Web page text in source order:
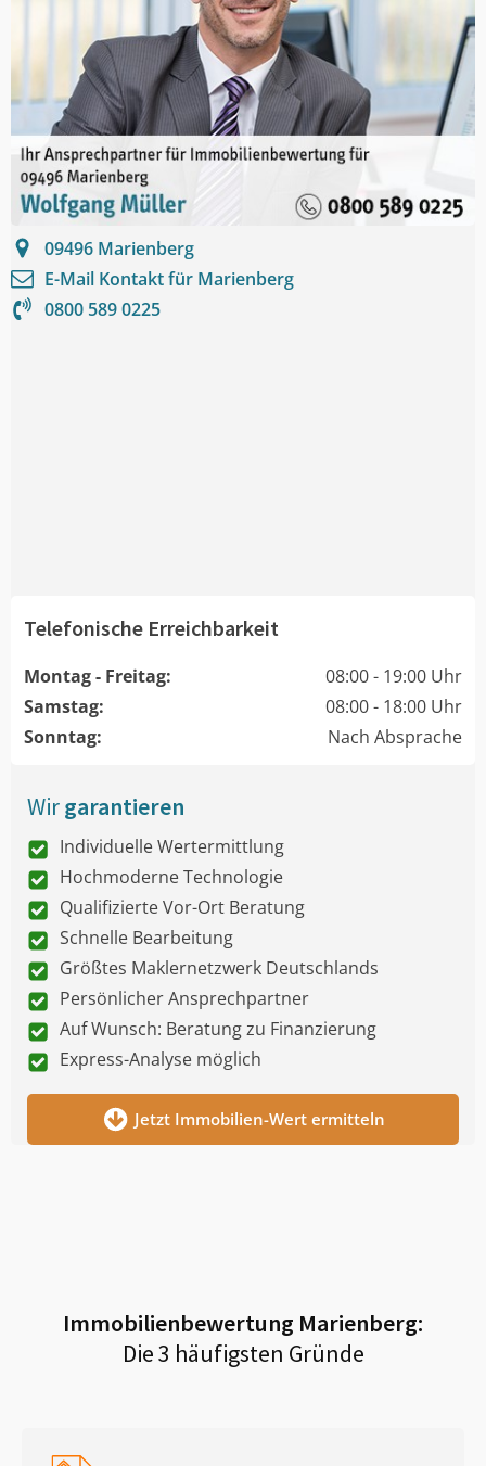
09496 Marienberg
E-Mail Kontakt für Marienberg
0800 589 0225
Telefonische Erreichbarkeit
Montag - Freitag:
08:00 - 19:00 Uhr
Samstag:
08:00 - 18:00 Uhr
Sonntag:
Nach Absprache
Wirgarantieren
Individuelle Wertermittlung
Hochmoderne Technologie
Qualifizierte Vor-Ort Beratung
Schnelle Bearbeitung
Größtes Maklernetzwerk Deutschlands
Persönlicher Ansprechpartner
Auf Wunsch: Beratung zu Finanzierung
Express-Analyse möglich
Jetzt Immobilien-Wert ermitteln
Immobilienbewertung Marienberg:
Die 3 häufigsten Gründe